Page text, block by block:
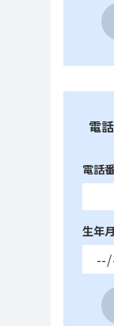
電
電話
生年